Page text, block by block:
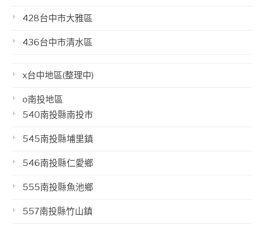
428台中市大雅區
436台中市清水區
x台中地區(整理中)
o南投地區
540南投縣南投市
545南投縣埔里鎮
546南投縣仁愛鄉
555南投縣魚池鄉
557南投縣竹山鎮